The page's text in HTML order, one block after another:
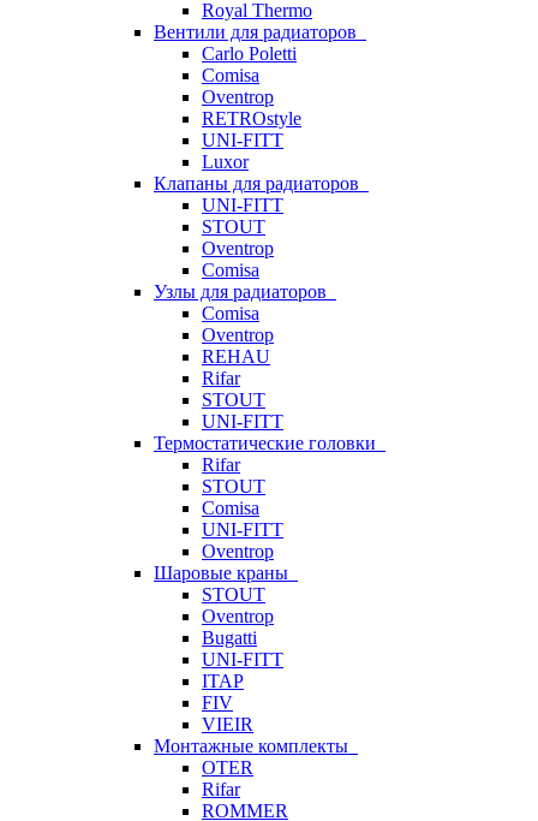
Royal Thermo
Вентили для радиаторов
Carlo Poletti
Comisa
Oventrop
RETROstyle
UNI-FITT
Luxor
Клапаны для радиаторов
UNI-FITT
STOUT
Oventrop
Comisa
Узлы для радиаторов
Comisa
Oventrop
REHAU
Rifar
STOUT
UNI-FITT
Термостатические головки
Rifar
STOUT
Comisa
UNI-FITT
Oventrop
Шаровые краны
STOUT
Oventrop
Bugatti
UNI-FITT
ITAP
FIV
VIEIR
Монтажные комплекты
OTER
Rifar
ROMMER